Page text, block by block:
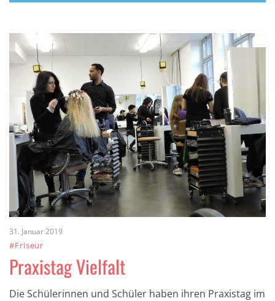
31. Januar 2019
#Friseur
Praxistag Vielfalt
Die Schülerinnen und Schüler haben ihren Praxistag im